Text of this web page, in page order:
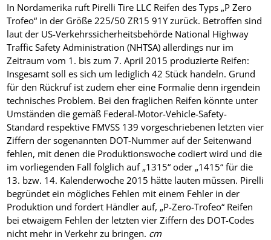
In Nordamerika ruft Pirelli Tire LLC Reifen des Typs „P Zero
Trofeo“ in der Größe 225/50 ZR15 91Y zurück. Betroffen sind
laut der US-Verkehrssicherheitsbehörde National Highway
Traffic Safety Administration (NHTSA) allerdings nur im
Zeitraum vom 1. bis zum 7. April 2015 produzierte Reifen:
Insgesamt soll es sich um lediglich 42 Stück handeln. Grund
für den Rückruf ist zudem eher eine Formalie denn irgendein
technisches Problem. Bei den fraglichen Reifen könnte unter
Umständen die gemäß Federal-Motor-Vehicle-Safety-
Standard respektive FMVSS 139 vorgeschriebenen letzten vier
Ziffern der sogenannten DOT-Nummer auf der Seitenwand
fehlen, mit denen die Produktionswoche codiert wird und die
im vorliegenden Fall folglich auf „1315“ oder „1415“ für die
13. bzw. 14. Kalenderwoche 2015 hätte lauten müssen. Pirelli
begründet ein mögliches Fehlen mit einem Fehler in der
Produktion und fordert Händler auf, „P-Zero-Trofeo“ Reifen
bei etwaigem Fehlen der letzten vier Ziffern des DOT-Codes
nicht mehr in Verkehr zu bringen. cm